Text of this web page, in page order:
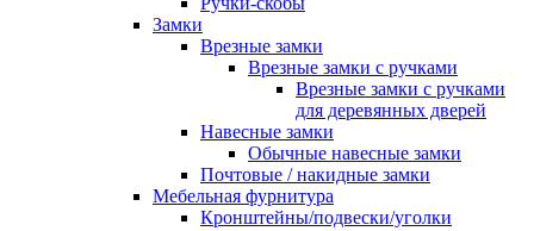
Замки
Врезные замки
Врезные замки с ручками
Врезные замки с ручками
для деревянных дверей
Навесные замки
Обычные навесные замки
Почтовые / накидные замки
Мебельная фурнитура
Кронштейны/подвески/уголки